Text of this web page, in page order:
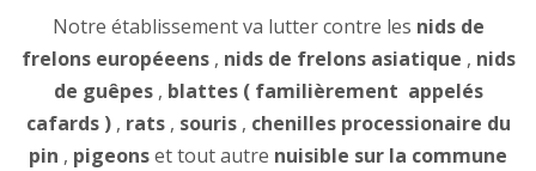
Notre établissement va lutter contre les nids de
frelons européeens, nids de frelons asiatique , nids
de guêpes, blattes ( familièrement appelés
cafards ), rats, souris, chenilles processionaire du
pin , pigeonset tout autre nuisible sur la commune